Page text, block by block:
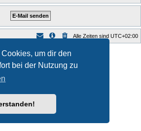
um dir den
bei der Nutzung zu
Alle Zeiten sind UTC+02:00
developer by forum tricolor tv,
® Forum Software © phpBB Limited
Übersetzung durchphpBB.de